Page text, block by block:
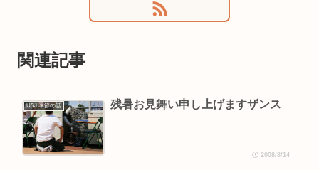
関連記事
USJ 季節の話 残暑お見舞い申し上げますザンス
2008/8/14